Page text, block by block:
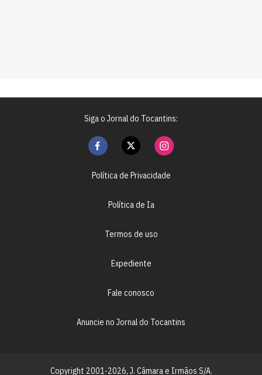
Siga o Jornal do Tocantins:
Política de Privacidade
Política de Ia
Termos de uso
Expediente
Fale conosco
Anuncie no Jornal do Tocantins
Copyright 2001-2026, J. Câmara e Irmãos S/A.